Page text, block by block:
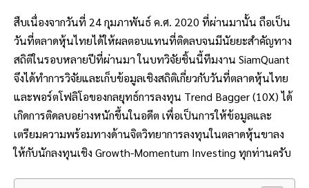
สืบเนื่องจากวันที่ 24 กุมภาพันธ์ ค.ศ. 2020 ที่ผ่านมานั้น ถือเป็น
วันที่ตลาดหุ้นไทยได้ให้ผลตอบแทนที่ติดลบจนมีนัยยะสำคัญทาง
สถิติในรอบหลายปีที่ผ่านมา ในบทวิจัยชิ้นนี้ทีมงาน SiamQuant
จึงได้ทำการวิจัยและเก็บข้อมูลเชิงสถิติเกี่ยวกับวันที่ตลาดหุ้นไทย
และพอร์ตโฟลิโอของกลยุทธ์การลงทุน Trend Bagger (10X) ได้
เกิดการติดลบอย่างหนักขึ้นในอดีต เพื่อเป็นการให้ข้อมูลและ
เตรียมความพร้อมทางด้านจิตวิทยาการลงทุนในตลาดหุ้นขาลง
ให้กับนักลงทุนเชิง Growth-Momentum Investing ทุกท่านครับ